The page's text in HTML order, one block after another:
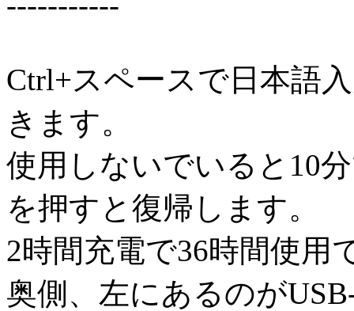
Ctrl+スペースで日本語
きます。
使用しないでいると10
を押すと復帰します。
2時間充電で36時間使用
奥側、左にあるのが